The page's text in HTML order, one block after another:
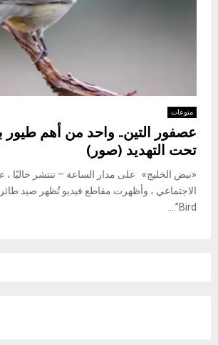
منوعات
عصفور التين.. واحد من أهم طيور
تحت التهديد (صور)
«نبض الخليج» على مدار الساعة – تنتشر حاليًا
Bird”....